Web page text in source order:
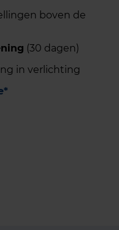
boven de
(30 dagen)
in verlichting